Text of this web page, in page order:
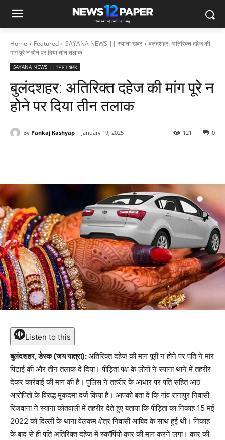
Home Featured SAYANA NEWS || स्याना खबर
बुलंदशहर: अतिरिक्त दहेज की
मांग पूरे न होने पर दिया तीन तलाक
SAYANA NEWS || स्याना खबर
बुलंदशहर: अतिरिक्त दहेज की मांग पूरे न
होने पर दिया तीन तलाक
By Pankaj Kashyap January 19, 2025 0
121
Listen to this
बुलंदशहर, डेस्क (जय यात्रा):अतिरिक्त दहेज की मांग पूरी न होने पर पति ने मार
पिटाई की और तीन तलाक दे दिया। पीड़िता पक्ष के लोगों ने स्याना थाने में तहरीर
देकर कार्रवाई की मांग की है। पुलिस ने तहरीर के आधार पर पति सहित आठ
आरोपितों के विरुद्ध मुकदमा दर्ज किया है। आपको बता दें कि गांव रानापुर निवासी
रिजवाना ने स्याना कोतवाली में तहरीर देते हुए बताया कि पीड़िता का निकाह 15 मई
2022 को दिल्ली के थाना वेलकम क्षेत्र निवासी आबिद के साथ हुई थी। निकाह
के बाद से ही पति अतिरिक्त दहेज में स्कॉर्पियो कार की मांग करने लगा। कार की